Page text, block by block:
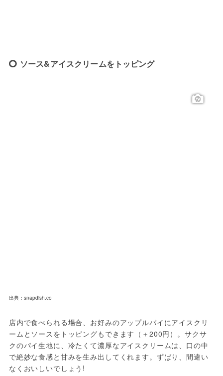
ソース&アイスクリームをトッピング
出典：snapdish.co
店内で食べられる場合、お好みのアップルパイにアイスクリ
ームとソースをトッピングもできます（＋200円）。サクサ
クのパイ生地に、冷たくて濃厚なアイスクリームは、口の中
で絶妙な食感と甘みを生み出してくれます。ずばり、間違い
なくおいしいでしょう!